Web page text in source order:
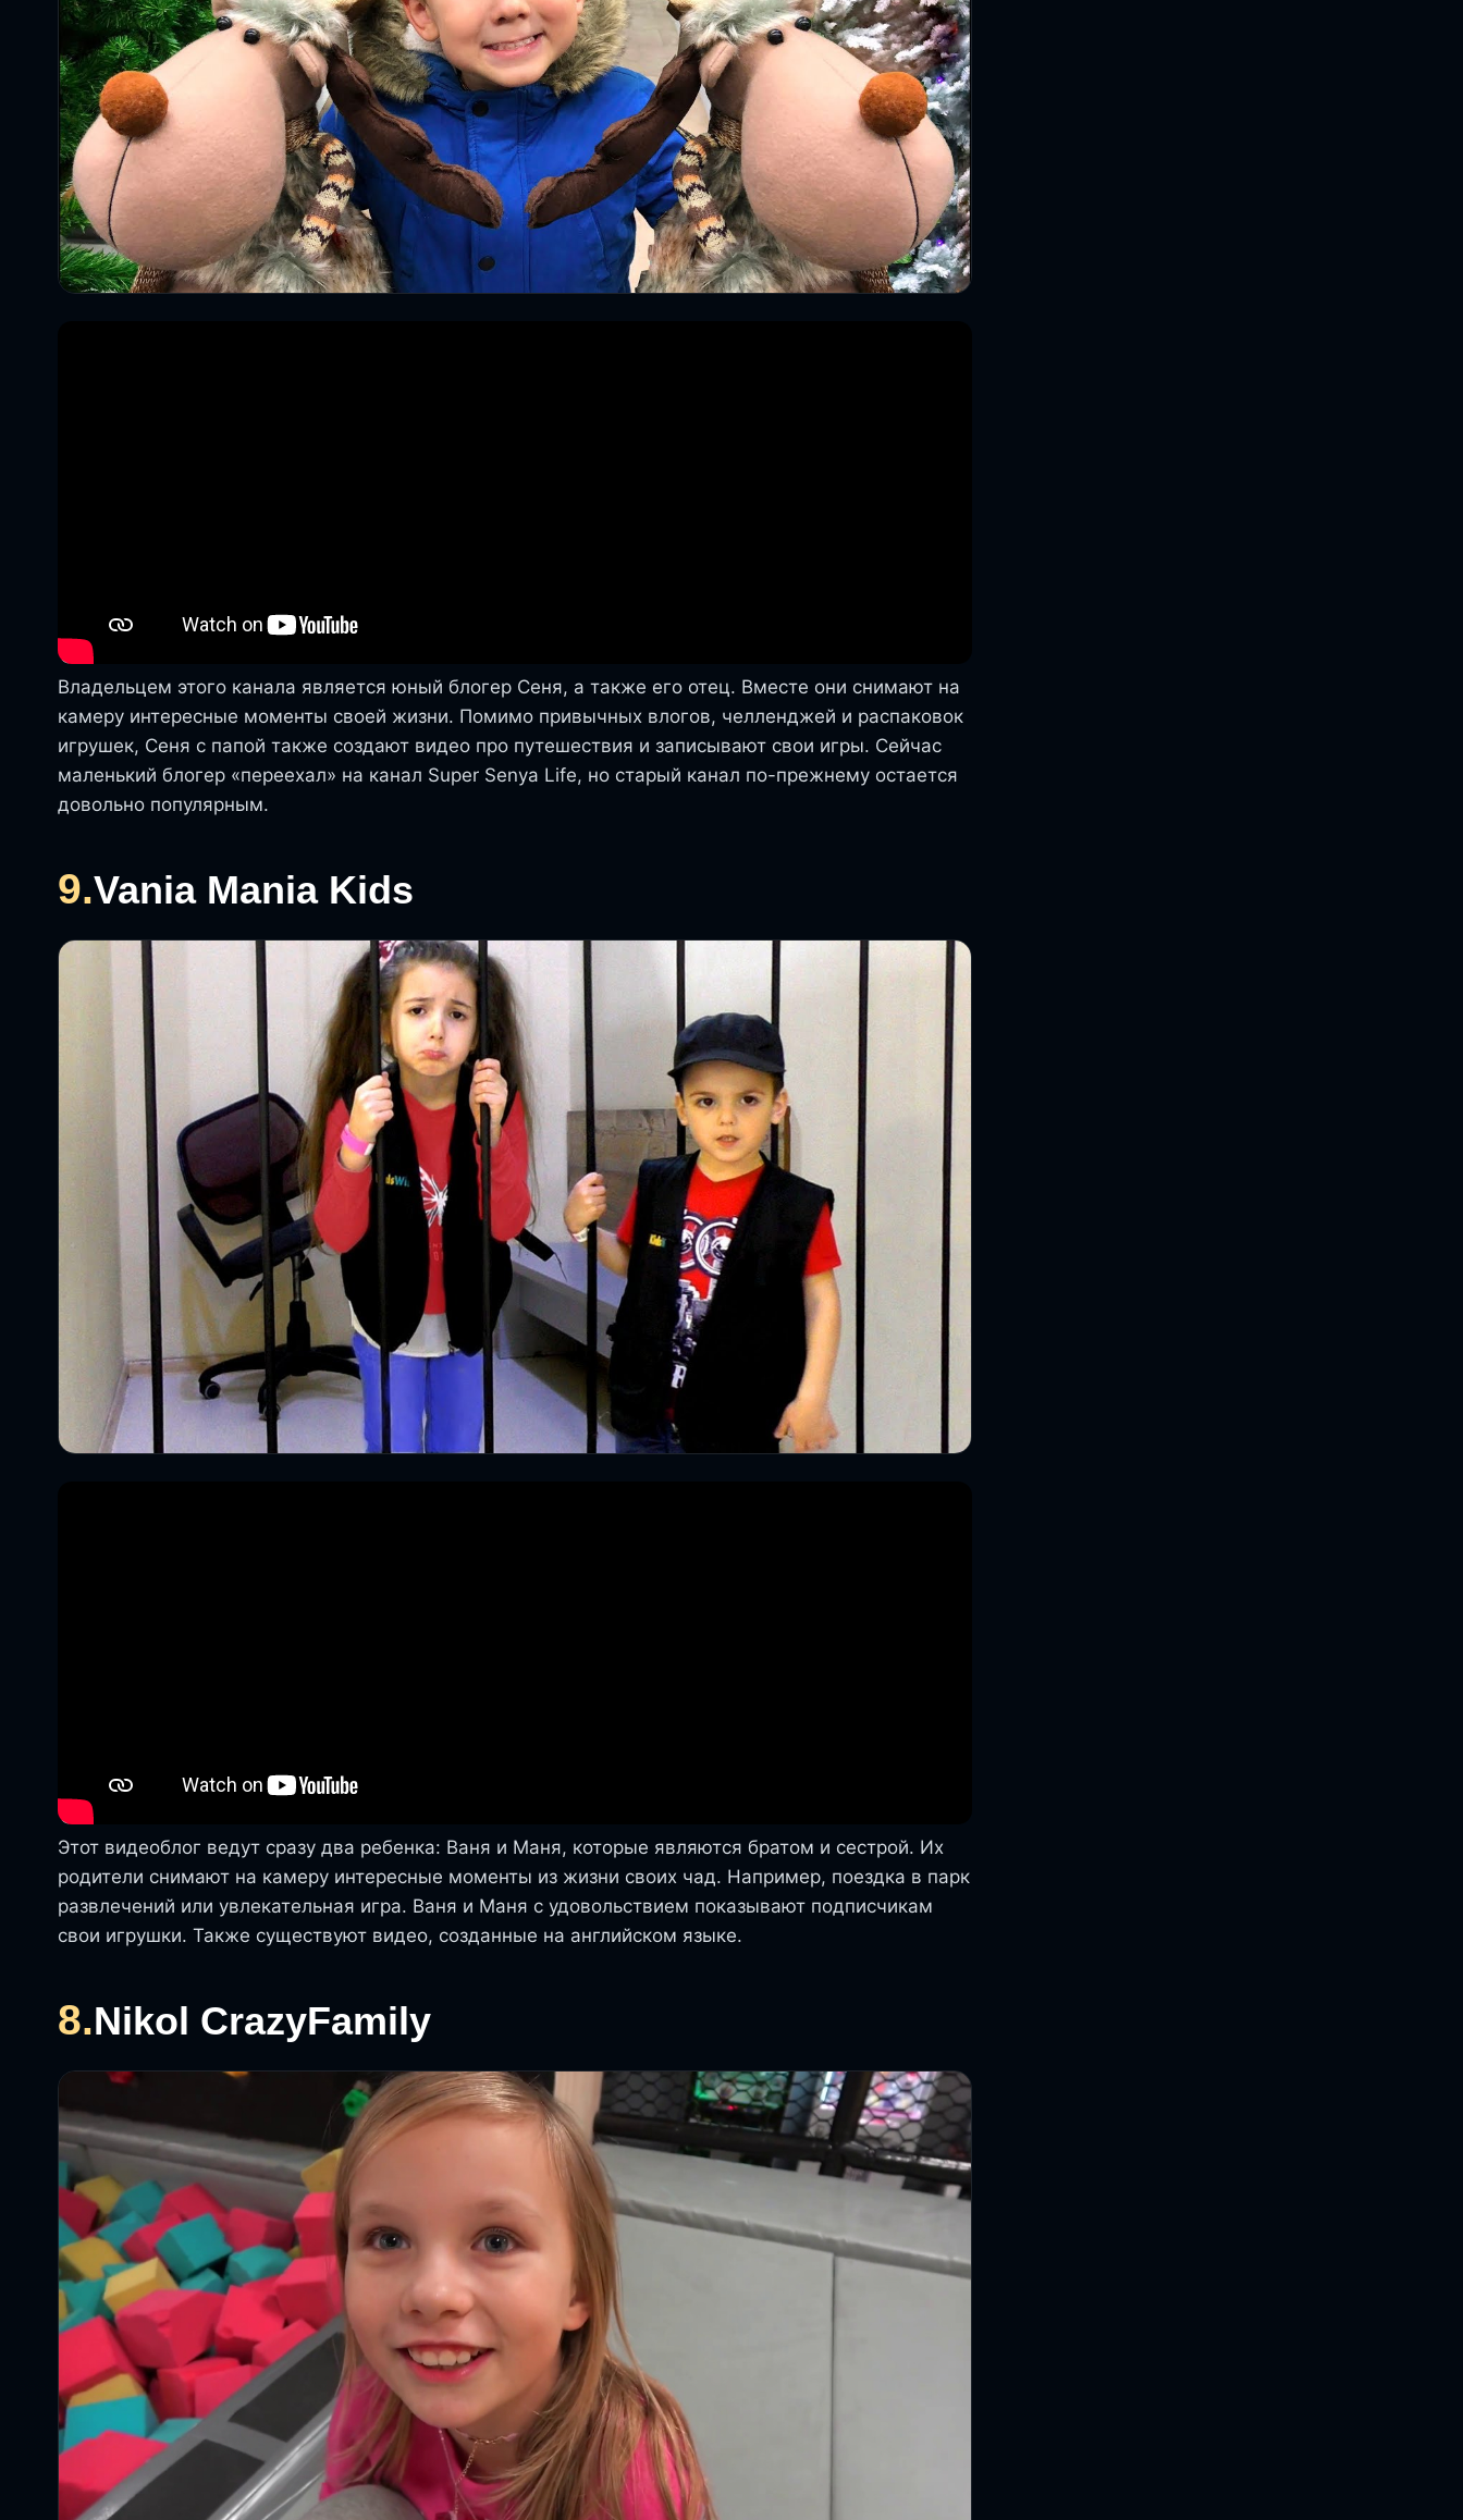
Владельцем этого канала является юный блогер Сеня, а также его отец. Вместе они снимают на
камеру интересные моменты своей жизни. Помимо привычных влогов, челленджей и распаковок
игрушек, Сеня с папой также создают видео про путешествия и записывают свои игры. Сейчас
маленький блогер «переехал» на канал Super Senya Life, но старый канал по-прежнему остается
довольно популярным.
9.Vania Mania Kids
Этот видеоблог ведут сразу два ребенка: Ваня и Маня, которые являются братом и сестрой. Их
родители снимают на камеру интересные моменты из жизни своих чад. Например, поездка в парк
развлечений или увлекательная игра. Ваня и Маня с удовольствием показывают подписчикам
свои игрушки. Также существуют видео, созданные на английском языке.
8.Nikol CrazyFamily